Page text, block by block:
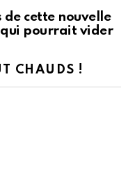
cette nouvelle
pourrait vider
CHAUDS !